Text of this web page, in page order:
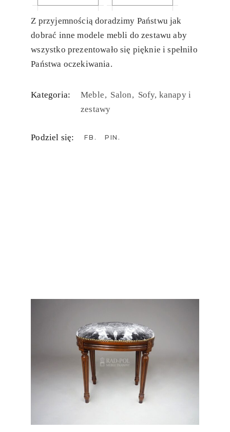
Z przyjemnością doradzimy Państwu jak
dobrać inne modele mebli do zestawu aby
wszystko prezentowało się pięknie i spełniło
Państwa oczekiwania.
Kategoria: Meble Salon Sofy, kanapy i
zestawy
Podziel się: FB PIN